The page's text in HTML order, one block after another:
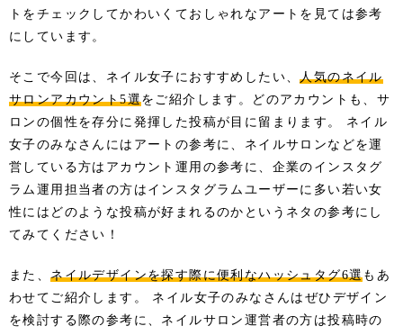
トをチェックしてかわいくておしゃれなアートを見ては参考
にしています。
そこで今回は、ネイル女子におすすめしたい、人気のネイル
サロンアカウント5選をご紹介します。どのアカウントも、サ
ロンの個性を存分に発揮した投稿が目に留まります。 ネイル
女子のみなさんにはアートの参考に、ネイルサロンなどを運
営している方はアカウント運用の参考に、企業のインスタグ
ラム運用担当者の方はインスタグラムユーザーに多い若い女
性にはどのような投稿が好まれるのかというネタの参考にし
てみてください！
また、ネイルデザインを探す際に便利なハッシュタグ6選もあ
わせてご紹介します。 ネイル女子のみなさんはぜひデザイン
を検討する際の参考に、ネイルサロン運営者の方は投稿時の